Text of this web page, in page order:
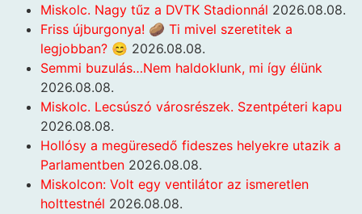
Miskolc. Nagy tűz a DVTK Stadionnál 2026.08.08.
Friss újburgonya! 🥔 Ti mivel szeretitek a
legjobban? 😊 2026.08.08.
Semmi buzulás…Nem haldoklunk, mi így élünk
2026.08.08.
Miskolc. Lecsúszó városrészek. Szentpéteri kapu
2026.08.08.
Hollósy a megüresedő fideszes helyekre utazik a
Parlamentben 2026.08.08.
Miskolcon: Volt egy ventilátor az ismeretlen
holttestnél 2026.08.08.